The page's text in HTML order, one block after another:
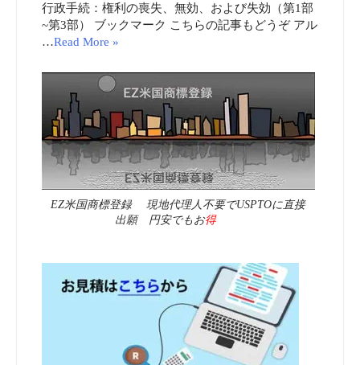
行政手続：権利の喪失、無効、および失効（第1部
~第3部） ブックマーク こちらの記事もどうぞ アル
…Read More »
EZ米国商標登録 現地代理人不要でUSPTOに直接
出願 円安でもお得